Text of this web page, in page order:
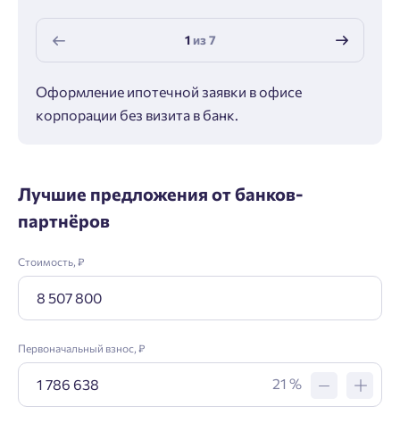
1из7
Оформление ипотечной заявки в офисе
корпорации без визита в банк.
Лучшие предложения от банков-
партнёров
Стоимость, ₽
Первоначальный взнос, ₽
21 %